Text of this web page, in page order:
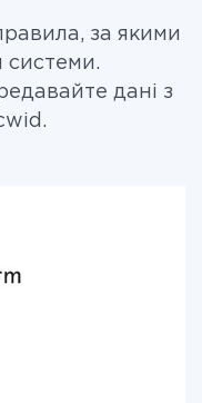
за якими
системи.
дані з